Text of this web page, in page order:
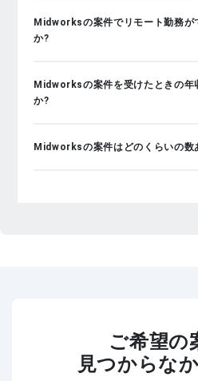
Midworksの案件でリモート勤務が
か?
Midworksの案件を受けたときの年
か?
Midworksの案件はどのくらいの数
ご希望の
見つからな